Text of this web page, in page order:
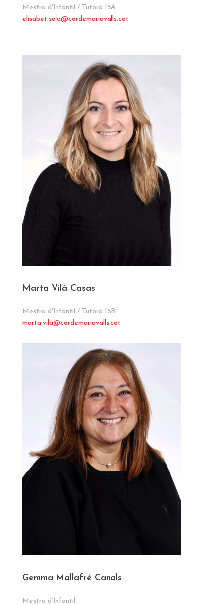
Mestra d'Infantil / Tutora I5A
elisabet.sala@cordemariavalls.cat
Marta Vilà Casas
Mestra d'Infantil / Tutora I5B
marta.vila@cordemariavalls.cat
Gemma Mallafré Canals
Mestra d'Infantil